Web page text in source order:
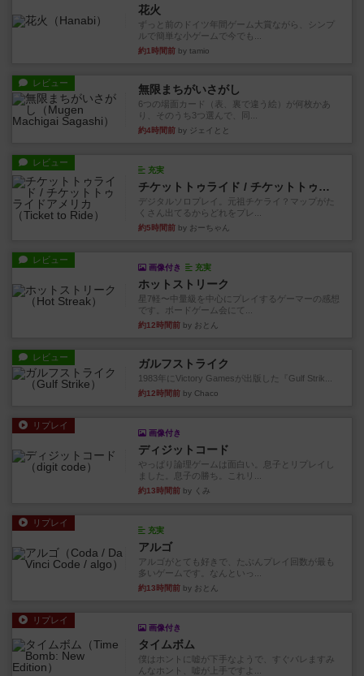
花火
ずっと前のドイツ年間ゲーム大賞ながら、シンプ
ルで簡単な小ゲームで今でも...
約1時間前 by tamio
レビュー 無限まちがいさがし
6つの場面カード（表、裏で違う絵）が何枚かあ
り、そのうち3つ選んで、同...
約4時間前 by ジェイとと
レビュー
充実
チケットトゥライド / チケットトゥライドアメリカ
デジタルソロプレイ。元祖チケライ？マップがた
くさん出てるからどれをプレ...
約5時間前 by おーちゃん
レビュー
画像付き 充実
ホットストリーク
星7軽〜中量級を中心にプレイするゲーマーの感想
です。ボードゲーム会にて...
約12時間前 by おとん
レビュー ガルフストライク
1983年にVictory Gamesが出版した『Gulf Strik...
約12時間前 by Chaco
リプレイ
画像付き
ディジットコード
やっぱり論理ゲームは面白い。息子とリプレイし
ました。息子の勝ち。これリ...
約13時間前 by くみ
リプレイ
充実
アルゴ
アルゴがとても好きで、たぶんプレイ回数が最も
多いゲームです。なんといっ...
約13時間前 by おとん
リプレイ
画像付き
タイムボム
僕はホントに嘘が下手なようで、すぐバレますみ
んなホント、嘘が上手ですよ...